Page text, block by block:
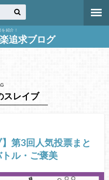
を紹介！
追求ブログ
スレイブ
】第3回人気投票まと
ル・ご褒美